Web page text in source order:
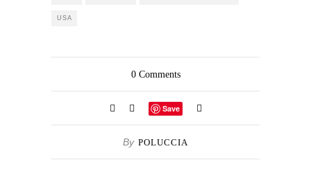
USA
0Comments
Save
By POLUCCIA